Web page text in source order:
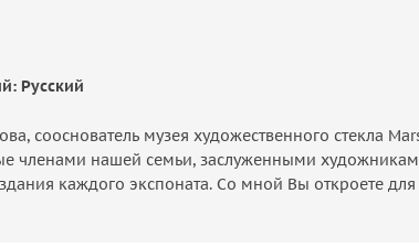
Русский
сооснователь музея художественного стекла
членами нашей семьи, заслуженными
каждого экспоната. Со мной Вы откроете